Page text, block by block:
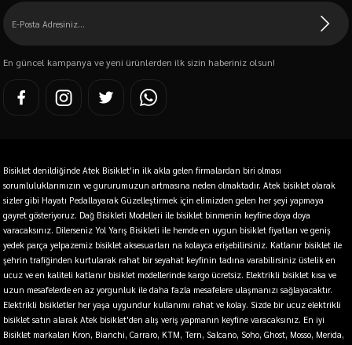
En güncel kampanya ve yeni ürünlerden ilk sizin haberiniz olsun!
Bisiklet denildiğinde Atek Bisiklet'in ilk akla gelen firmalardan biri olması
sorumluluklarımızın ve gururumuzun artmasına neden olmaktadır. Atek bisiklet olarak
sizler gibi Hayatı Pedallayarak Güzelleştirmek için elimizden gelen her şeyi yapmaya
gayret gösteriyoruz. Dağ Bisikleti Modelleri ile bisiklet binmenin keyfine doya doya
varacaksınız. Dilerseniz Yol Yarış Bisikleti ile hemde en uygun bisiklet fiyatları ve geniş
yedek parça yelpazemiz bisiklet aksesuarları na kolayca erişebilirsiniz. Katlanır bisiklet ile
şehrin trafiğinden kurtularak rahat bir seyahat keyfinin tadına varabilirsiniz üstelik en
ucuz ve en kaliteli katlanır bisiklet modellerinde kargo ücretsiz. Elektrikli bisiklet kısa ve
uzun mesafelerde en az yorgunluk ile daha fazla mesafelere ulaşmanızı sağlayacaktır.
Elektrikli bisikletler her yaşa uygundur kullanımı rahat ve kolay. Sizde bir ucuz elektrikli
bisiklet satın alarak Atek bisiklet'den alış veriş yapmanın keyfine varacaksınız. En iyi
Bisiklet markaları Kron, Bianchi, Carraro, KTM, Tern, Salcano, Soho, Ghost, Mosso, Merida,